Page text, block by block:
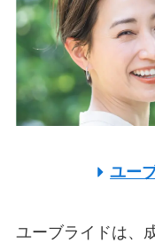
ユー
ユーブライドは、